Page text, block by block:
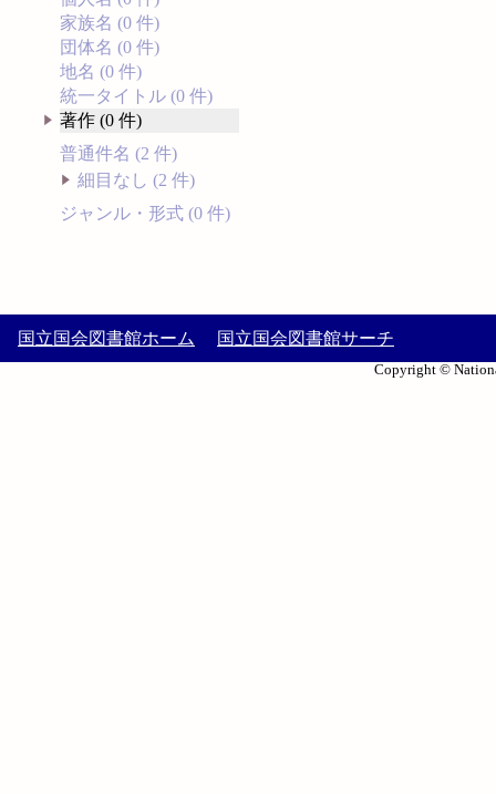
家族名 (0 件)
団体名 (0 件)
地名 (0 件)
統一タイトル (0 件)
著作 (0 件)
普通件名 (2 件)
細目なし (2 件)
ジャンル・形式 (0 件)
国立国会図書館ホーム 国立国会図書館サーチ
Copyright ©